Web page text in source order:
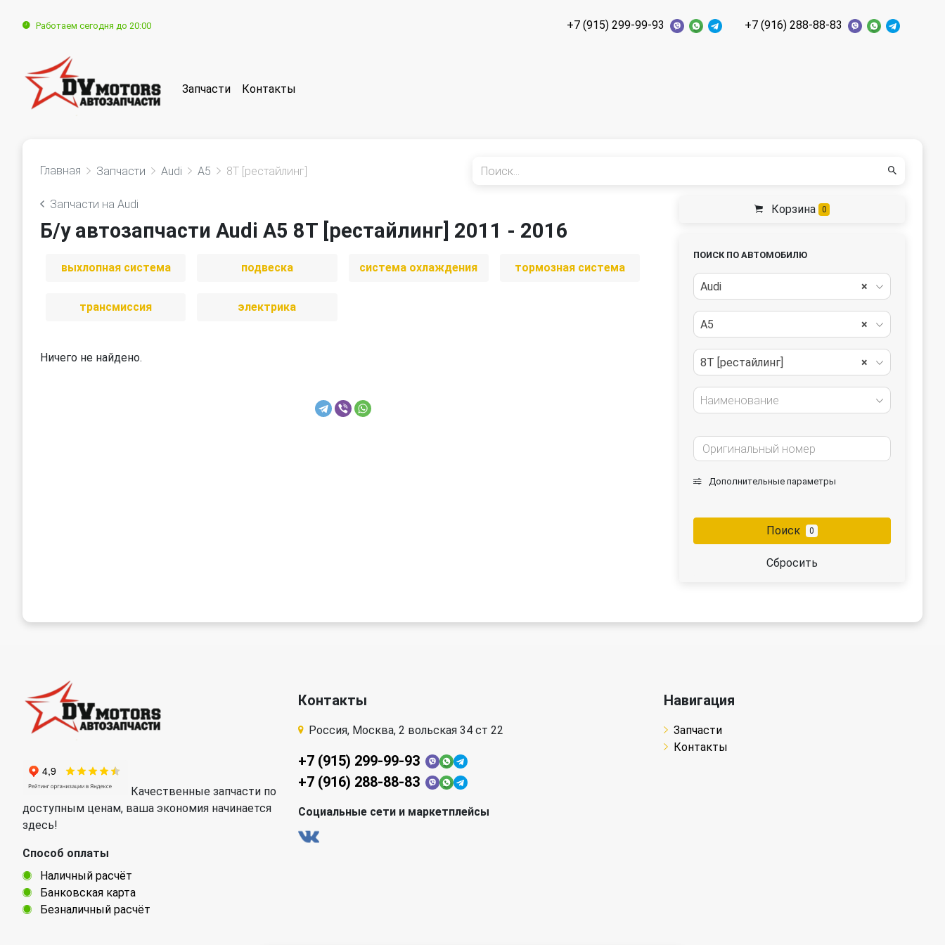
Работаем сегодня до 20:00 +7 (915) 299-99-93 +7 (916) 288-88-83
Запчасти Контакты
Главная Запчасти Audi A5 8T [рестайлинг]
Запчасти на Audi
Б/у автозапчасти Audi A5 8T [рестайлинг] 2011 - 2016
выхлопная система подвеска система охлаждения тормозная система
трансмиссия электрика
Ничего не найдено.
Корзина 0
ПОИСК ПО АВТОМОБИЛЮ
×
Audi
×
A5
×
8T [рестайлинг]
Наименование
Дополнительные параметры
Поиск 0
Сбросить
Качественные запчасти по
доступным ценам, ваша экономия начинается
здесь!
Способ оплаты
Наличный расчёт
Банковская карта
Безналичный расчёт
Контакты
Россия, Москва, 2 вольская 34 ст 22
+7 (915) 299-99-93
+7 (916) 288-88-83
Социальные сети и маркетплейсы
Навигация
Запчасти
Контакты